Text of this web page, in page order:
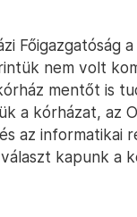
Főigazgatóság
nem volt
mentőt is
a kórházat, az
az informatikai
kapunk a